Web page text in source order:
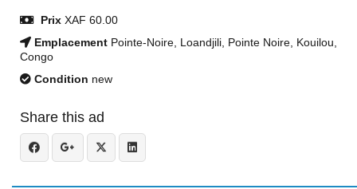
Prix XAF 60.00
Emplacement Pointe-Noire, Loandjili, Pointe Noire, Kouilou,
Congo
Condition new
Share this ad